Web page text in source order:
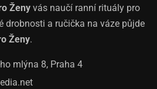
Ženy vás naučí ranní rituály pro
drobnosti a ručička na váze půjde
Ženy.
mlýna 8, Praha 4